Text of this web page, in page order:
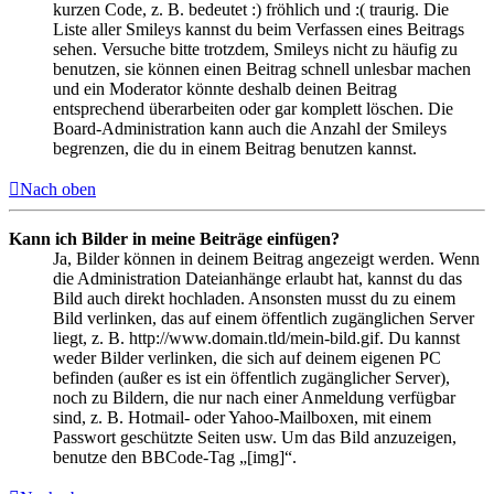
kurzen Code, z. B. bedeutet :) fröhlich und :( traurig. Die
Liste aller Smileys kannst du beim Verfassen eines Beitrags
sehen. Versuche bitte trotzdem, Smileys nicht zu häufig zu
benutzen, sie können einen Beitrag schnell unlesbar machen
und ein Moderator könnte deshalb deinen Beitrag
entsprechend überarbeiten oder gar komplett löschen. Die
Board-Administration kann auch die Anzahl der Smileys
begrenzen, die du in einem Beitrag benutzen kannst.
Nach oben
Kann ich Bilder in meine Beiträge einfügen?
Ja, Bilder können in deinem Beitrag angezeigt werden. Wenn
die Administration Dateianhänge erlaubt hat, kannst du das
Bild auch direkt hochladen. Ansonsten musst du zu einem
Bild verlinken, das auf einem öffentlich zugänglichen Server
liegt, z. B. http://www.domain.tld/mein-bild.gif. Du kannst
weder Bilder verlinken, die sich auf deinem eigenen PC
befinden (außer es ist ein öffentlich zugänglicher Server),
noch zu Bildern, die nur nach einer Anmeldung verfügbar
sind, z. B. Hotmail- oder Yahoo-Mailboxen, mit einem
Passwort geschützte Seiten usw. Um das Bild anzuzeigen,
benutze den BBCode-Tag „[img]“.